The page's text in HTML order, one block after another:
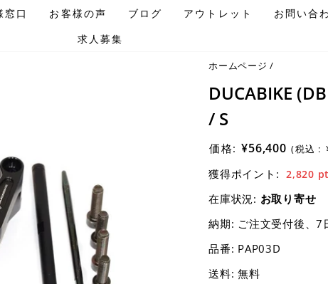
窓口 お客様の声 ブログ アウトレット
お問い合
求人募集
ホームページ /
DUCABIKE
/ S
価格: ¥56,400 (税込 :
獲得ポイント: 2,820 pt
在庫状況: お取り寄せ
納期: ご注文受付後、7
品番: PAP03D
送料: 無料